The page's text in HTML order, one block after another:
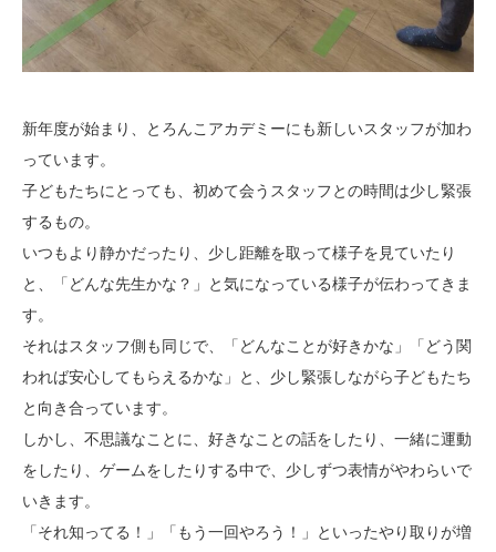
新年度が始まり、とろんこアカデミーにも新しいスタッフが加わ
っています。
子どもたちにとっても、初めて会うスタッフとの時間は少し緊張
するもの。
いつもより静かだったり、少し距離を取って様子を見ていたり
と、「どんな先生かな？」と気になっている様子が伝わってきま
す。
それはスタッフ側も同じで、「どんなことが好きかな」「どう関
われば安心してもらえるかな」と、少し緊張しながら子どもたち
と向き合っています。
しかし、不思議なことに、好きなことの話をしたり、一緒に運動
をしたり、ゲームをしたりする中で、少しずつ表情がやわらいで
いきます。
「それ知ってる！」「もう一回やろう！」といったやり取りが増